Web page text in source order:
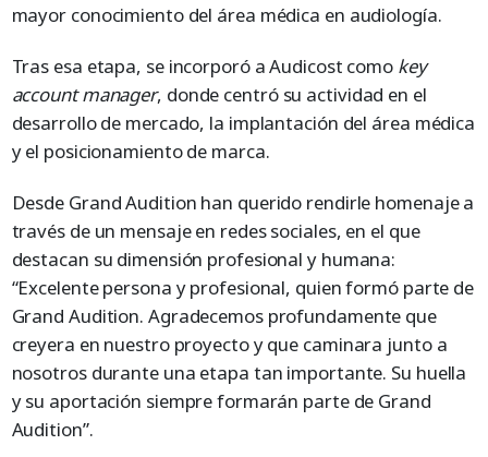
mayor conocimiento del área médica en audiología.
Tras esa etapa, se incorporó a Audicost como key
account manager, donde centró su actividad en el
desarrollo de mercado, la implantación del área médica
y el posicionamiento de marca.
Desde Grand Audition han querido rendirle homenaje a
través de un mensaje en redes sociales, en el que
destacan su dimensión profesional y humana:
“Excelente persona y profesional, quien formó parte de
Grand Audition. Agradecemos profundamente que
creyera en nuestro proyecto y que caminara junto a
nosotros durante una etapa tan importante. Su huella
y su aportación siempre formarán parte de Grand
Audition”.